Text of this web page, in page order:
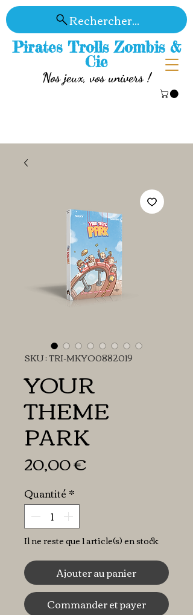
Pirates Trolls Zombis &
Cie
Nos jeux, vos univers !
Rechercher...
SKU : TRI-MKYO0882019
YOUR
THEME
PARK
20,00 €Prix
Quantité *
Il ne reste que 1 article(s) en stock
Ajouter au panier
Commander et payer